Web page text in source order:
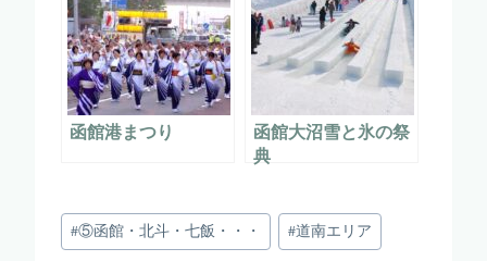
函館港まつり
函館大沼雪と氷の祭
典
投
稿
#⑤函館・北斗・七飯・・・ #道南エリア